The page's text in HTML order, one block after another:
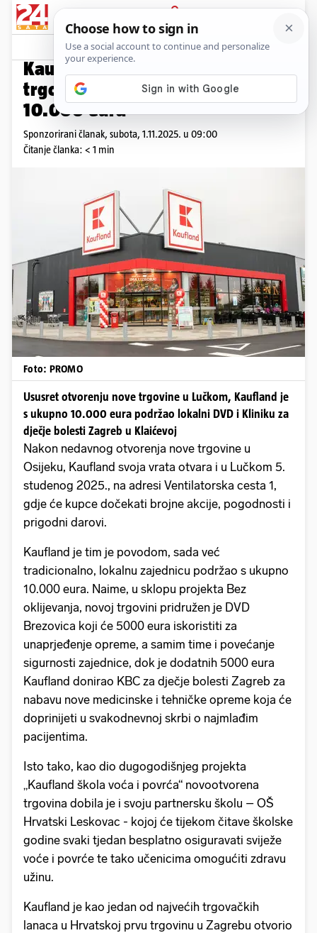
PRIJAVA
Promo sadržaj
Kaufland ususret otvorenju
trgovine u Lučkom donirao
10.000 eura
Sponzorirani članak, subota, 1.11.2025. u 09:00
Čitanje članka: < 1 min
Foto: PROMO
Ususret otvorenju nove trgovine u Lučkom, Kaufland je
s ukupno 10.000 eura podržao lokalni DVD i Kliniku za
dječje bolesti Zagreb u Klaićevoj
Nakon nedavnog otvorenja nove trgovine u
Osijeku, Kaufland svoja vrata otvara i u Lučkom 5.
studenog 2025., na adresi Ventilatorska cesta 1,
gdje će kupce dočekati brojne akcije, pogodnosti i
prigodni darovi.
Kaufland je tim je povodom, sada već
tradicionalno, lokalnu zajednicu podržao s ukupno
10.000 eura. Naime, u sklopu projekta Bez
oklijevanja, novoj trgovini pridružen je DVD
Brezovica koji će 5000 eura iskoristiti za
unaprjeđenje opreme, a samim time i povećanje
sigurnosti zajednice, dok je dodatnih 5000 eura
Kaufland donirao KBC za dječje bolesti Zagreb za
nabavu nove medicinske i tehničke opreme koja će
doprinijeti u svakodnevnoj skrbi o najmlađim
pacijentima.
Isto tako, kao dio dugogodišnjeg projekta
„Kaufland škola voća i povrća“ novootvorena
trgovina dobila je i svoju partnersku školu – OŠ
Hrvatski Leskovac - kojoj će tijekom čitave školske
godine svaki tjedan besplatno osiguravati sviježe
voće i povrće te tako učenicima omogućiti zdravu
užinu.
Kaufland je kao jedan od najvećih trgovačkih
lanaca u Hrvatskoj prvu trgovinu u Zagrebu otvorio